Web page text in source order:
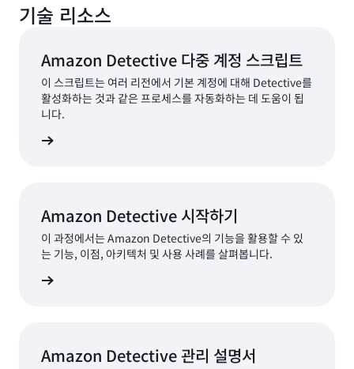
기술 리소스
Amazon Detective 다중 계정 스크립트
이 스크립트는 여러 리전에서 기본 계정에 대해 Detective를
활성화하는 것과 같은 프로세스를 자동화하는 데 도움이 됩
니다.
Amazon Detective 시작하기
이 과정에서는 Amazon Detective의 기능을 활용할 수 있
는 기능, 이점, 아키텍처 및 사용 사례를 살펴봅니다.
Amazon Detective 관리 설명서